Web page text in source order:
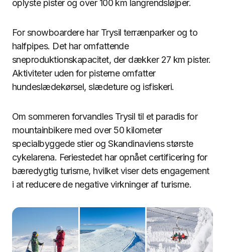
oplyste pister og over 100 km langrendsløjper.
For snowboardere har Trysil terrænparker og to
halfpipes. Det har omfattende
sneproduktionskapacitet, der dækker 27 km pister.
Aktiviteter uden for pisterne omfatter
hundeslædekørsel, slædeture og isfiskeri.
Om sommeren forvandles Trysil til et paradis for
mountainbikere med over 50 kilometer
specialbyggede stier og Skandinaviens største
cykelarena. Feriestedet har opnået certificering for
bæredygtig turisme, hvilket viser dets engagement
i at reducere de negative virkninger af turisme.